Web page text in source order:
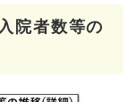
院者数等の